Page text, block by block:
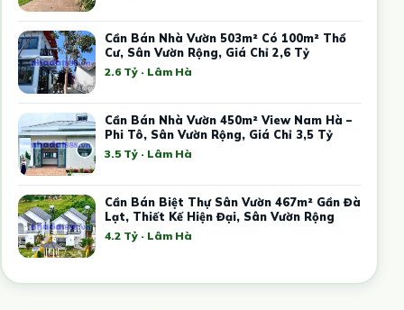
Cần Bán Nhà Vườn 503m² Có 100m² Thổ
Cư, Sân Vườn Rộng, Giá Chỉ 2,6 Tỷ
2.6 Tỷ · Lâm Hà
Cần Bán Nhà Vườn 450m² View Nam Hà –
Phi Tô, Sân Vườn Rộng, Giá Chỉ 3,5 Tỷ
3.5 Tỷ · Lâm Hà
Cần Bán Biệt Thự Sân Vườn 467m² Gần Đà
Lạt, Thiết Kế Hiện Đại, Sân Vườn Rộng
4.2 Tỷ · Lâm Hà